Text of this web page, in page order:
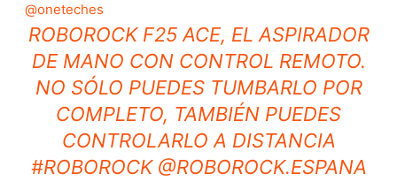
@oneteches
ROBOROCK F25 ACE, EL ASPIRADOR
DE MANO CON CONTROL REMOTO.
NO SÓLO PUEDES TUMBARLO POR
COMPLETO, TAMBIÉN PUEDES
CONTROLARLO A DISTANCIA
#ROBOROCK@ROBOROCK.ESPANA